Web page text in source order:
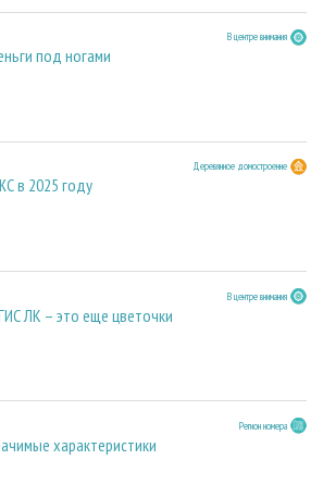
В центре внимания
под ногами
Деревянное домостроение
в 2025 году
В центре внимания
ЛК – это еще цветочки
Регион номера
характеристики